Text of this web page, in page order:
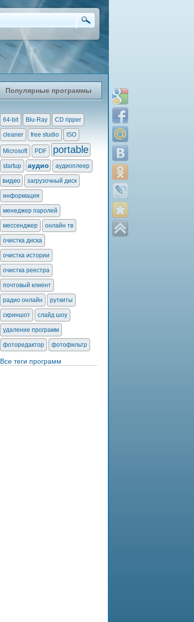
Популярные программы
64-bit Blu-Ray CD ripper
cleaner free studio ISO
Microsoft PDF portable
startup аудио аудиоплеер
видео загрузочный диск
информация
менеджер паролей
мессенджер онлайн тв
очистка диска
очистка истории
очистка реестра
почтовый клиент
радио онлайн руткиты
скриншот слайд шоу
удаление программ
фоторедактор фотофильтр
Все теги программ